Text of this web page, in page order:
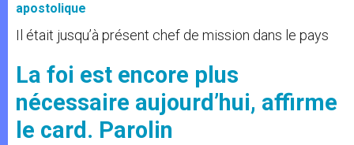
apostolique
Il était jusqu’à présent chef de mission dans le pays
La foi est encore plus
nécessaire aujourd’hui, affirme
le card. Parolin